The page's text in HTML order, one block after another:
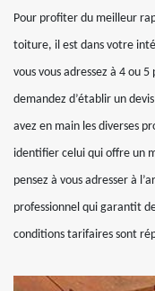
Pour profiter du meilleur
toiture, il est dans votre
vous vous adressez à 4 ou
demandez d’établir un
avez en main les diverses
identifier celui qui offre un
pensez à vous adresser à
professionnel qui garantit
conditions tarifaires sont